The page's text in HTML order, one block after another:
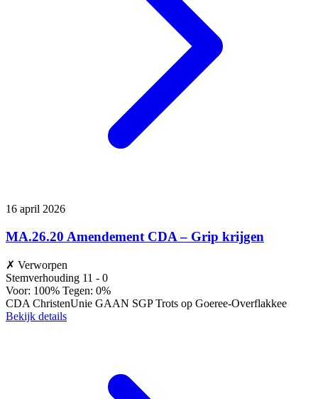
16 april 2026
MA.26.20 Amendement CDA – Grip krijgen
✗ Verworpen
Stemverhouding 11 - 0
Voor: 100% Tegen: 0%
CDA ChristenUnie GAAN SGPTrots op Goeree-Overflakkee
Bekijk details